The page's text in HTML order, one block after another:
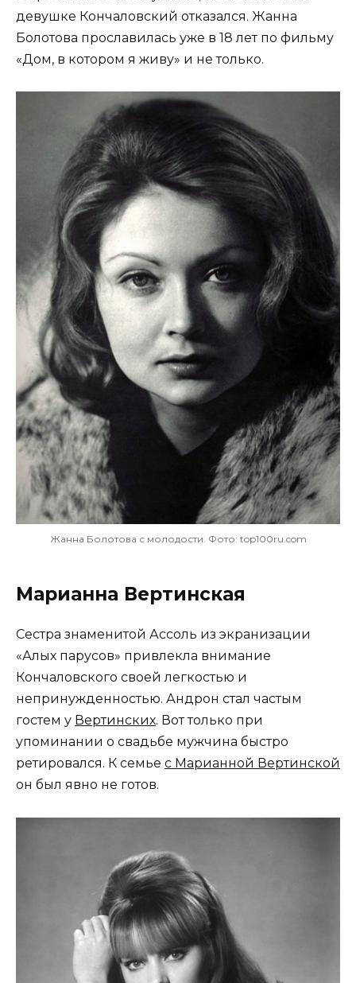
девушке Кончаловский отказался. Жанна
Болотова прославилась уже в 18 лет по фильму
«Дом, в котором я живу» и не только.
Жанна Болотова с молодости. Фото: top100ru.com
Марианна Вертинская
Сестра знаменитой Ассоль из экранизации
«Алых парусов» привлекла внимание
Кончаловского своей легкостью и
непринужденностью. Андрон стал частым
гостем у Вертинских. Вот только при
упоминании о свадьбе мужчина быстро
ретировался. К семье с Марианной Вертинской
он был явно не готов.